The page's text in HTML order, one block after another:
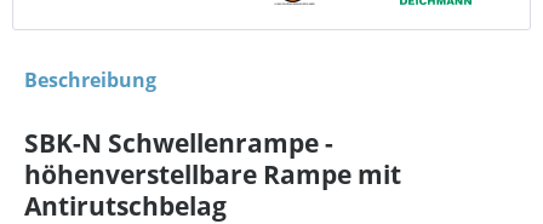
Beschreibung
SBK-N Schwellenrampe -
höhenverstellbare Rampe mit
Antirutschbelag